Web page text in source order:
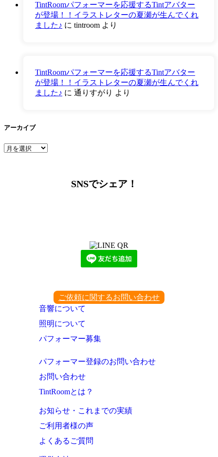
TintRoomパフォーマーを応援するTintアバター
が登場！！イラストレターの夏瀬が生んでくれ
ました♪ に tintroom より
TintRoomパフォーマーを応援するTintアバター
が登場！！イラストレターの夏瀬が生んでくれ
ました♪ に 通りすがり より
アーカイブ
ア
SNSでシェア！
ご依頼に関するお問い合わせ
音響について
照明について
パフォーマー募集
パフォーマー登録のお問い合わせ
お問い合わせ
TintRoomとは？
お知らせ・これまでの実績
ご利用者様の声
よくあるご質問